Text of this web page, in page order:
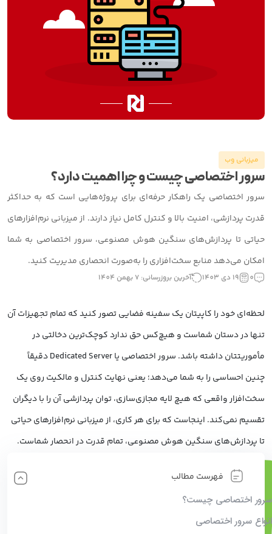
میزبانی وب
سرور اختصاصی چیست و چرا اهمیت دارد؟
سرور اختصاصی یک راهکار حرفه‌ای برای پروژه‌هایی است که به حداکثر
قدرت پردازشی، امنیت بالا و کنترل کامل نیاز دارند. از میزبانی نرم‌افزارهای
حیاتی تا پردازش‌های سنگین هوش مصنوعی، سرور اختصاصی به شما
امکان می‌دهد منابع سخت‌افزاری را به‌صورت انحصاری مدیریت کنید.
0 19 دی 1403 آخرین بروزرسانی: 7 بهمن 1404
لحظه‌ای خود را کاپیتان یک سفینه فضایی تصور کنید که تمام تجهیزات آن
تنها در دستان شماست و هیچ‌کس حق ندارد کوچک‌ترین دخالتی در
مأموریتتان داشته باشد. سرور اختصاصی یا Dedicated Server دقیقاً
چنین احساسی را به شما می‌دهد؛ یعنی نهایت کنترل و مالکیت روی یک
سخت‌افزار واقعی که هیچ لایه‌ مجازی‌سازی، توان پردازشی آن را با دیگران
تقسیم نمی‌کند. اینجاست که برای هر کاری، از میزبانی نرم‌افزارهای حیاتی
تا پردازش‌های سنگین هوش مصنوعی، تمام قدرت در انحصار شماست.
فهرست مطالب
سرور اختصاصی چیست؟
انواع سرور اختصاصی